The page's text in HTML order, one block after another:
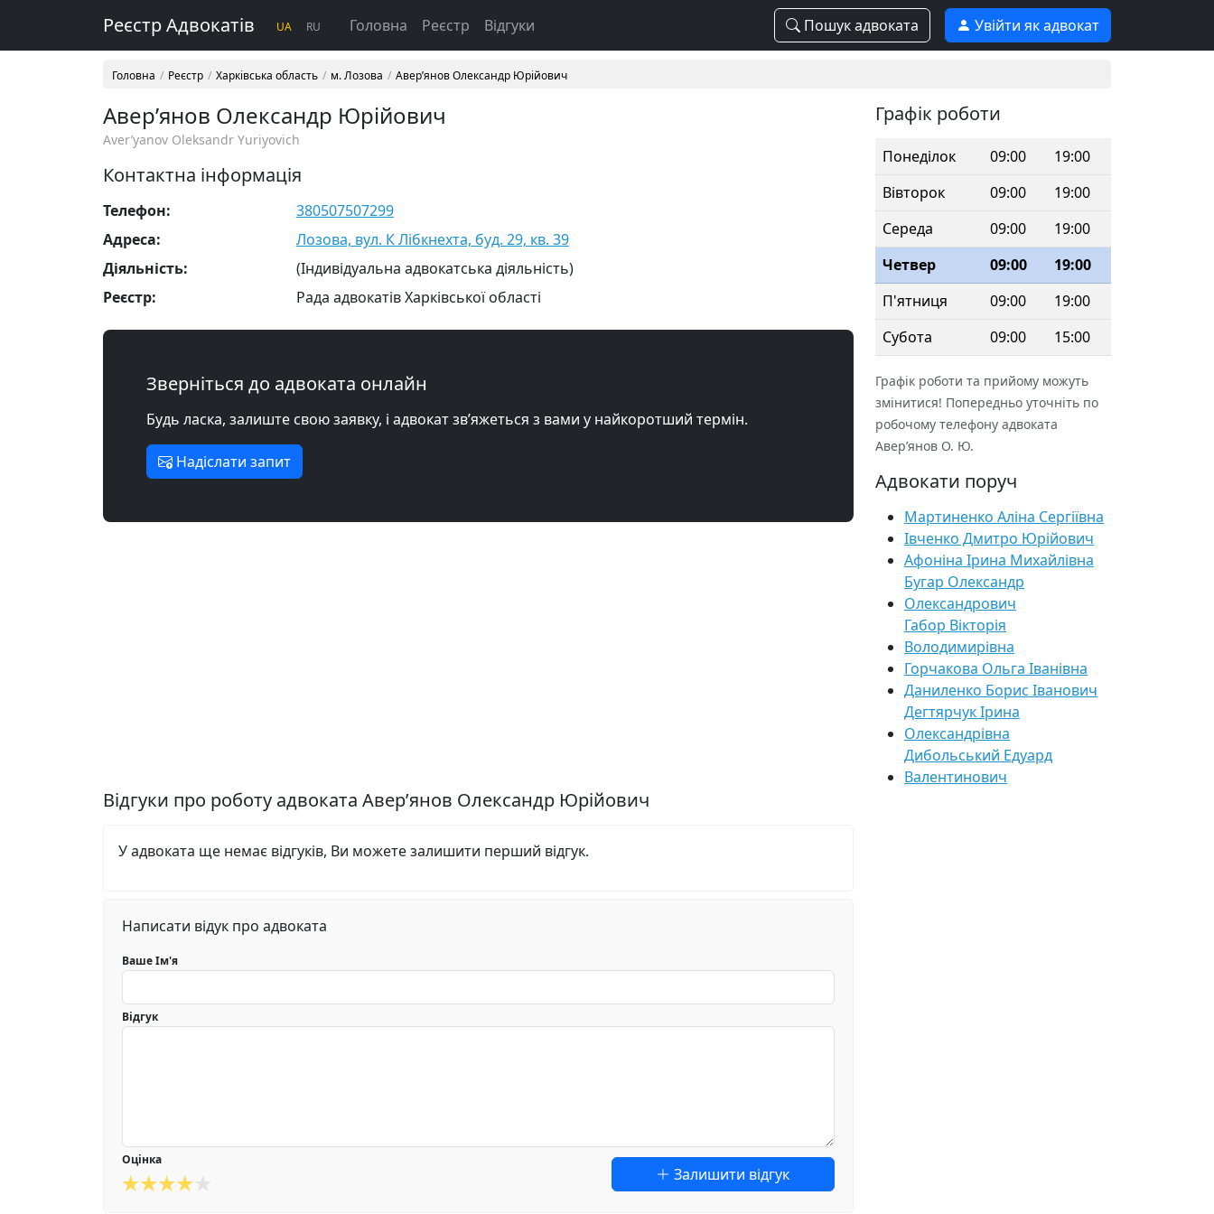
Реєстр Адвокатів UA RU Головна Реєстр Відгуки Пошук адвоката Увійти як адвокат
Головна Реєстр Харківська область м. Лозова Авер’янов Олександр Юрійович
Авер’янов Олександр Юрійович
Aver’yanov Oleksandr Yuriyovich
Контактна інформація
Телефон:
380507507299
Адреса:
Лозова, вул. К Лібкнехта, буд. 29, кв. 39
Діяльність:
(Індивідуальна адвокатська діяльність)
Реєстр:
Рада адвокатів Харківської області
Зверніться до адвоката онлайн
Будь ласка, залиште свою заявку, і адвокат зв’яжеться з вами у найкоротший термін.
Надіслати запит
Відгуки про роботу адвоката Авер’янов Олександр Юрійович
У адвоката ще немає відгуків, Ви можете залишити перший відгук.
Написати відук про адвоката
Ваше Ім'я
Відгук
Оцінка
Залишити відгук
Графік роботи
Понеділок 09:00
19:00
Вівторок
09:00
19:00
Середа
09:00
19:00
Четвер
09:00
19:00
П'ятниця
09:00
19:00
Субота
09:00 15:00
Графік роботи та прийому можуть
змінитися! Попередньо уточніть по
робочому телефону адвоката
Авер’янов О. Ю.
Адвокати поруч
Мартиненко Аліна Сергіївна
Івченко Дмитро Юрійович
Афоніна Ірина Михайлівна
Бугар Олександр
Олександрович
Габор Вікторія
Володимирівна
Горчакова Ольга Іванівна
Даниленко Борис Іванович
Дегтярчук Ірина
Олександрівна
Дибольський Едуард
Валентинович